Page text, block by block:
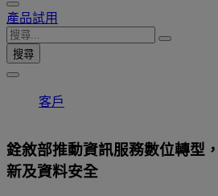
產品試用
搜尋
客戶
銓敘部推動資訊服務數位轉型
新及資料安全